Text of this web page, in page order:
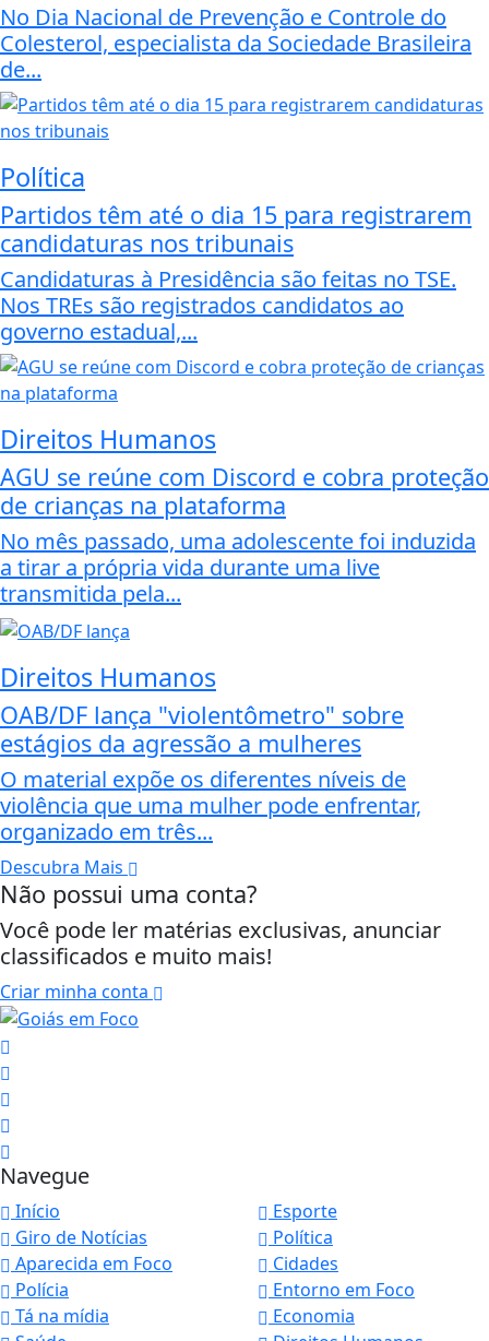
No Dia Nacional de Prevenção e Controle do
Colesterol, especialista da Sociedade Brasileira
de...
Política
Partidos têm até o dia 15 para registrarem
candidaturas nos tribunais
Candidaturas à Presidência são feitas no TSE.
Nos TREs são registrados candidatos ao
governo estadual,...
Direitos Humanos
AGU se reúne com Discord e cobra proteção
de crianças na plataforma
No mês passado, uma adolescente foi induzida
a tirar a própria vida durante uma live
transmitida pela...
Direitos Humanos
OAB/DF lança "violentômetro" sobre
estágios da agressão a mulheres
O material expõe os diferentes níveis de
violência que uma mulher pode enfrentar,
organizado em três...
Descubra Mais
Não possui uma conta?
Você pode ler matérias exclusivas, anunciar
classificados e muito mais!
Criar minha conta
Navegue
Início
Esporte
Giro de Notícias
Política
Aparecida em Foco
Cidades
Polícia
Entorno em Foco
Tá na mídia
Economia